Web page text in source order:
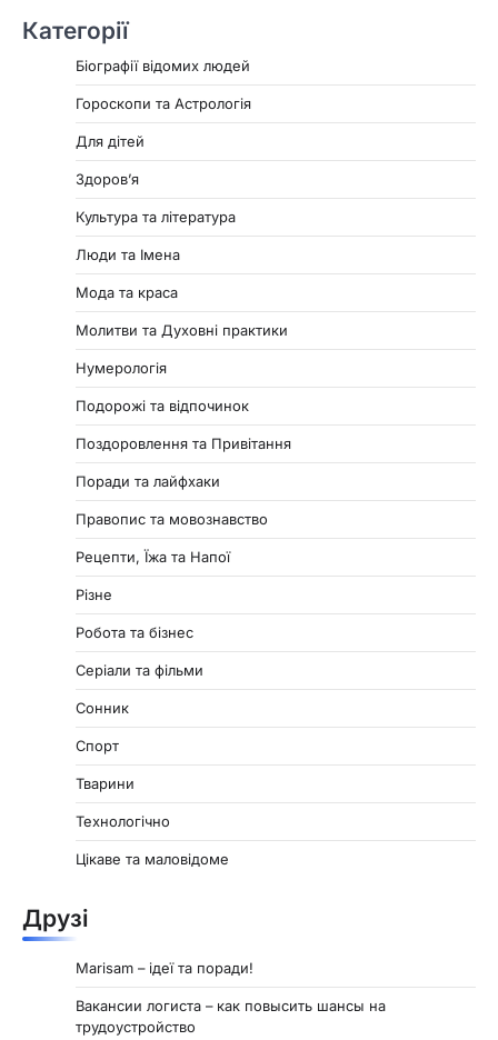
Категорії
Біографії відомих людей
Гороскопи та Астрологія
Для дітей
Здоровʼя
Культура та література
Люди та Імена
Мода та краса
Молитви та Духовні практики
Нумерологія
Подорожі та відпочинок
Поздоровлення та Привітання
Поради та лайфхаки
Правопис та мовознавство
Рецепти, Їжа та Напої
Різне
Робота та бізнес
Серіали та фільми
Сонник
Спорт
Тварини
Технологічно
Цікаве та маловідоме
Друзі
Marisam – ідеї та поради!
Вакансии логиста – как повысить шансы на
трудоустройство